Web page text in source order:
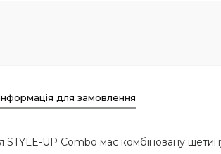
для замовлення
STYLE-UP Combo має комбіновану